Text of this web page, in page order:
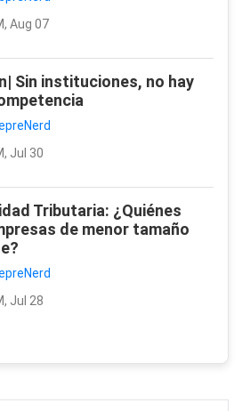
Aug 07
Sin instituciones, no hay
Jul 30
Tributaria: ¿Quiénes
de menor tamaño
Jul 28